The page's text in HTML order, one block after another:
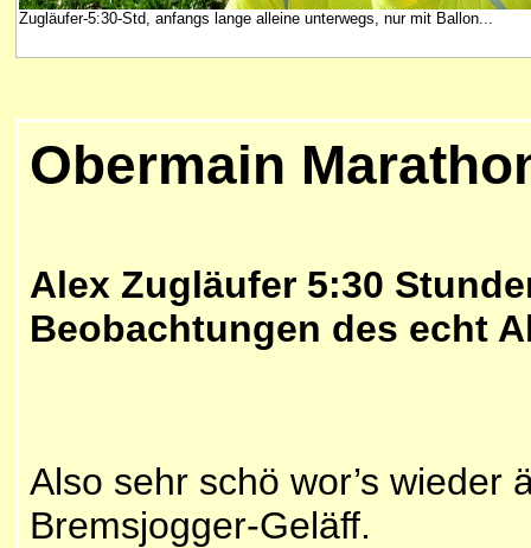
Zugläufer-5:30-Std, anfangs lange alleine unterwegs, nur mit Ballon...
Obermain
Alex Zugläufer 5:30
Beobachtungen des echt
Also sehr schö wor’s wieder
Bremsjogger-Geläff.